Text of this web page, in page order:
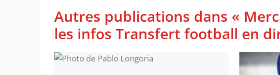
Autres publications dans «
les infos Transfert football en